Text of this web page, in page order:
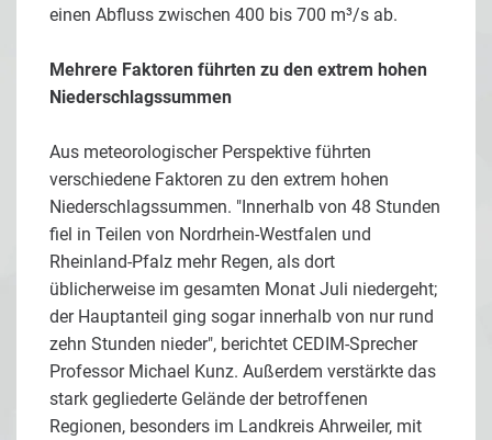
einen Abfluss zwischen 400 bis 700 m³/s ab.
Mehrere Faktoren führten zu den extrem hohen
Niederschlagssummen
Aus meteorologischer Perspektive führten
verschiedene Faktoren zu den extrem hohen
Niederschlagssummen. "Innerhalb von 48 Stunden
fiel in Teilen von Nordrhein-Westfalen und
Rheinland-Pfalz mehr Regen, als dort
üblicherweise im gesamten Monat Juli niedergeht;
der Hauptanteil ging sogar innerhalb von nur rund
zehn Stunden nieder", berichtet CEDIM-Sprecher
Professor Michael Kunz. Außerdem verstärkte das
stark gegliederte Gelände der betroffenen
Regionen, besonders im Landkreis Ahrweiler, mit